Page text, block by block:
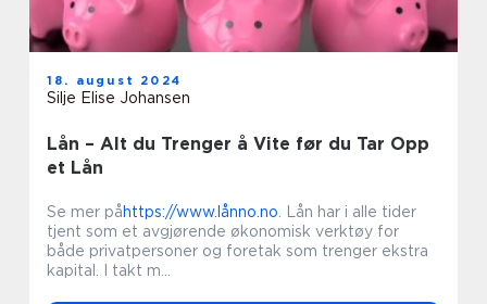
Lån – Alt du Trenger å Vite før du Tar Opp
et Lån
18. august 2024
Silje Elise Johansen
Se mer påhttps://www.lånno.no . Lån har i alle tider
tjent som et avgjørende økonomisk verktøy for
både privatpersoner og foretak som trenger ekstra
kapital. I takt m...